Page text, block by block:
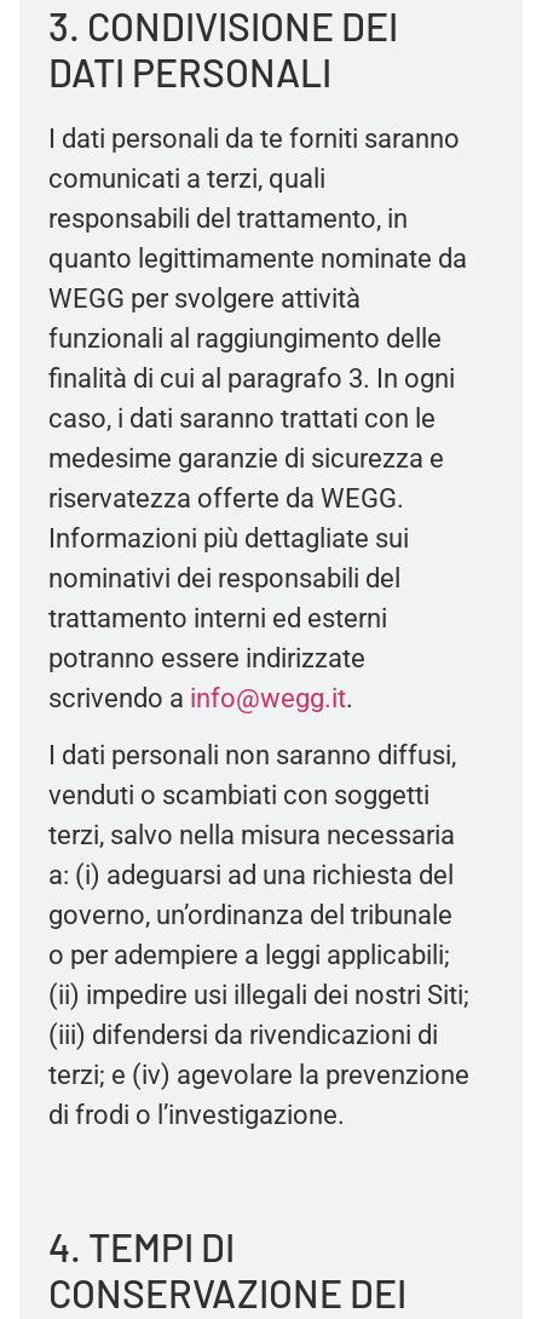
3. CONDIVISIONE DEI
DATI PERSONALI
I dati personali da te forniti saranno
comunicati a terzi, quali
responsabili del trattamento, in
quanto legittimamente nominate da
WEGG per svolgere attività
funzionali al raggiungimento delle
finalità di cui al paragrafo 3. In ogni
caso, i dati saranno trattati con le
medesime garanzie di sicurezza e
riservatezza offerte da WEGG.
Informazioni più dettagliate sui
nominativi dei responsabili del
trattamento interni ed esterni
potranno essere indirizzate
scrivendo a info@wegg.it.
I dati personali non saranno diffusi,
venduti o scambiati con soggetti
terzi, salvo nella misura necessaria
a: (i) adeguarsi ad una richiesta del
governo, un’ordinanza del tribunale
o per adempiere a leggi applicabili;
(ii) impedire usi illegali dei nostri Siti;
(iii) difendersi da rivendicazioni di
terzi; e (iv) agevolare la prevenzione
di frodi o l’investigazione.
4. TEMPI DI
CONSERVAZIONE DEI